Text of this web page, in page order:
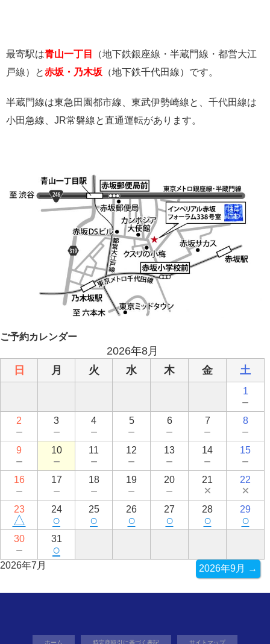
最寄駅は青山一丁目
（地下鉄銀座線・半蔵門線・都営大江
戸線）と赤坂・乃木坂 （地下鉄千代田線）です。
半蔵門線は東急田園都市線、東武伊勢崎線と、千代田線は
小田急線、JR常磐線と直通運転があります。
ご予約カレンダー
2026年8月
日
月 火 水 木 金 土
1
－
2
－
3
－
4
－
5
－
6
－
7
－
8
－
9
－
10
－
11
－
12
－
13
－
14
－
15
－
16
－
17
－
18
－
19
－
20
－
21
×
22
×
23
△
24
○
25
○
26
○
27
○
28
○
29
○
30
－
31
○
2026年7月 2026年9月 →